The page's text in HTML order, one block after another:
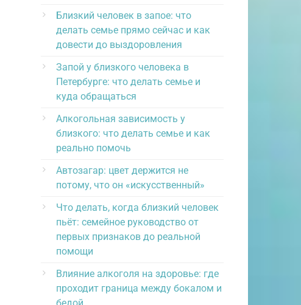
Близкий человек в запое: что
делать семье прямо сейчас и как
довести до выздоровления
Запой у близкого человека в
Петербурге: что делать семье и
куда обращаться
Алкогольная зависимость у
близкого: что делать семье и как
реально помочь
Автозагар: цвет держится не
потому, что он «искусственный»
Что делать, когда близкий человек
пьёт: семейное руководство от
первых признаков до реальной
помощи
Влияние алкоголя на здоровье: где
проходит граница между бокалом и